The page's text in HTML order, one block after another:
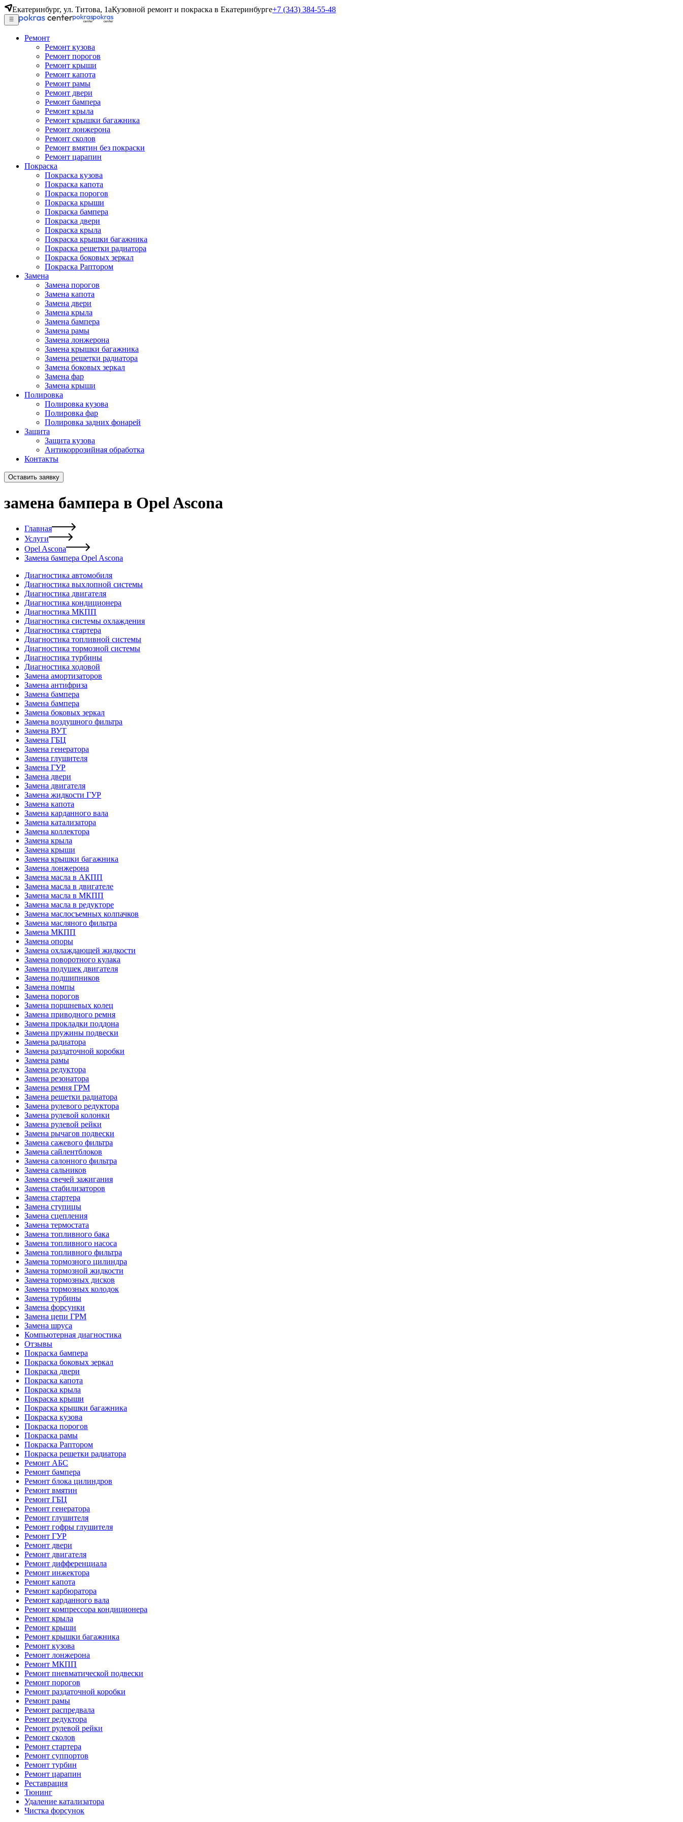
Екатеринбург, ул. Титова, 1аКузовной ремонт и покраска в Екатеринбурге+7 (343) 384-55-48
Ремонт
Ремонт кузова
Ремонт порогов
Ремонт крыши
Ремонт капота
Ремонт рамы
Ремонт двери
Ремонт бампера
Ремонт крыла
Ремонт крышки багажника
Ремонт лонжерона
Ремонт сколов
Ремонт вмятин без покраски
Ремонт царапин
Покраска
Покраска кузова
Покраска капота
Покраска порогов
Покраска крыши
Покраска бампера
Покраска двери
Покраска крыла
Покраска крышки багажника
Покраска решетки радиатора
Покраска боковых зеркал
Покраска Раптором
Замена
Замена порогов
Замена капота
Замена двери
Замена крыла
Замена бампера
Замена рамы
Замена лонжерона
Замена крышки багажника
Замена решетки радиатора
Замена боковых зеркал
Замена фар
Замена крыши
Полировка
Полировка кузова
Полировка фар
Полировка задних фонарей
Защита
Защита кузова
Антикоррозийная обработка
Контакты
Оставить заявку
замена бампера в Opel Ascona
Главная
Услуги
Opel Ascona
Замена бампера Opel Ascona
Диагностика автомобиля
Диагностика выхлопной системы
Диагностика двигателя
Диагностика кондиционера
Диагностика МКПП
Диагностика системы охлаждения
Диагностика стартера
Диагностика топливной системы
Диагностика тормозной системы
Диагностика турбины
Диагностика ходовой
Замена амортизаторов
Замена антифриза
Замена бампера
Замена бампера
Замена боковых зеркал
Замена воздушного фильтра
Замена ВУТ
Замена ГБЦ
Замена генератора
Замена глушителя
Замена ГУР
Замена двери
Замена двигателя
Замена жидкости ГУР
Замена капота
Замена карданного вала
Замена катализатора
Замена коллектора
Замена крыла
Замена крыши
Замена крышки багажника
Замена лонжерона
Замена масла в АКПП
Замена масла в двигателе
Замена масла в МКПП
Замена масла в редукторе
Замена маслосъемных колпачков
Замена масляного фильтра
Замена МКПП
Замена опоры
Замена охлаждающей жидкости
Замена поворотного кулака
Замена подушек двигателя
Замена подшипников
Замена помпы
Замена порогов
Замена поршневых колец
Замена приводного ремня
Замена прокладки поддона
Замена пружины подвески
Замена радиатора
Замена раздаточной коробки
Замена рамы
Замена редуктора
Замена резонатора
Замена ремня ГРМ
Замена решетки радиатора
Замена рулевого редуктора
Замена рулевой колонки
Замена рулевой рейки
Замена рычагов подвески
Замена сажевого фильтра
Замена сайлентблоков
Замена салонного фильтра
Замена сальников
Замена свечей зажигания
Замена стабилизаторов
Замена стартера
Замена ступицы
Замена сцепления
Замена термостата
Замена топливного бака
Замена топливного насоса
Замена топливного фильтра
Замена тормозного цилиндра
Замена тормозной жидкости
Замена тормозных дисков
Замена тормозных колодок
Замена турбины
Замена форсунки
Замена цепи ГРМ
Замена шруса
Компьютерная диагностика
Отзывы
Покраска бампера
Покраска боковых зеркал
Покраска двери
Покраска капота
Покраска крыла
Покраска крыши
Покраска крышки багажника
Покраска кузова
Покраска порогов
Покраска рамы
Покраска Раптором
Покраска решетки радиатора
Ремонт АБС
Ремонт бампера
Ремонт блока цилиндров
Ремонт вмятин
Ремонт ГБЦ
Ремонт генератора
Ремонт глушителя
Ремонт гофры глушителя
Ремонт ГУР
Ремонт двери
Ремонт двигателя
Ремонт дифференциала
Ремонт инжектора
Ремонт капота
Ремонт карбюратора
Ремонт карданного вала
Ремонт компрессора кондиционера
Ремонт крыла
Ремонт крыши
Ремонт крышки багажника
Ремонт кузова
Ремонт лонжерона
Ремонт МКПП
Ремонт пневматической подвески
Ремонт порогов
Ремонт раздаточной коробки
Ремонт рамы
Ремонт распредвала
Ремонт редуктора
Ремонт рулевой рейки
Ремонт сколов
Ремонт стартера
Ремонт суппортов
Ремонт турбин
Ремонт царапин
Реставрация
Тюнинг
Удаление катализатора
Чистка форсунок